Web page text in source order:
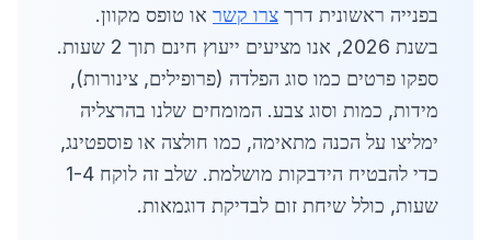
בפנייה ראשונית דרך צרו קשר או טופס מקוון.
בשנת 2026, אנו מציעים ייעוץ חינם תוך 2 שעות.
ספקו פרטים כמו סוג הפלדה (פרופילים, צינורות),
מידות, כמות וסוג צבע. המומחים שלנו בהרצליה
ימליצו על הכנה מתאימה, כמו חולצה או פוספטינג,
כדי להבטיח הידבקות מושלמת. שלב זה לוקח 1-4
שעות, כולל שיחת זום לבדיקת דוגמאות.